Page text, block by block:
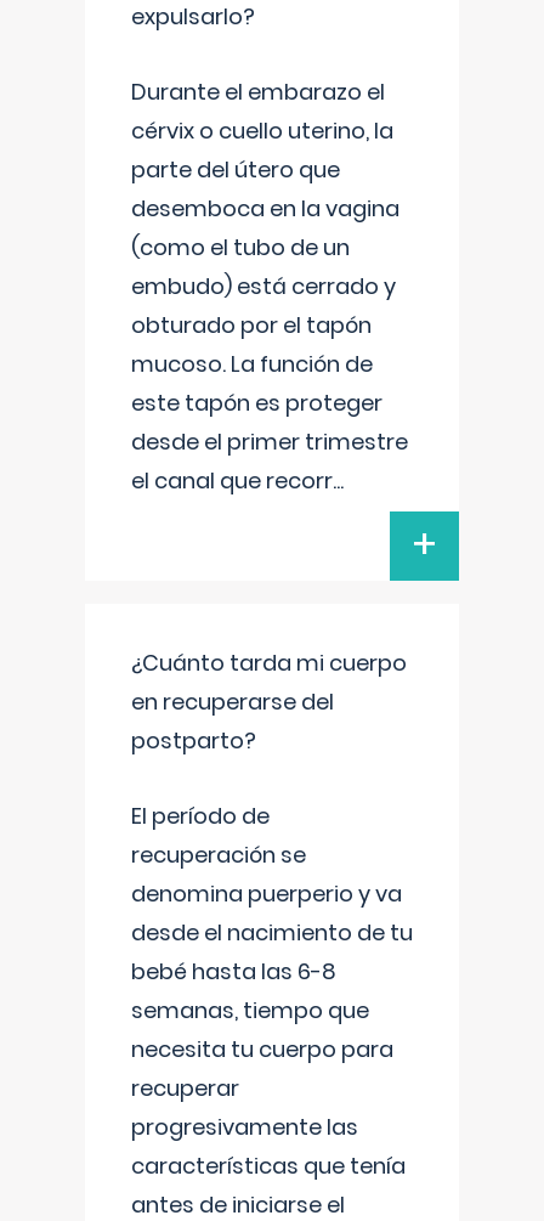
expulsarlo?
Durante el embarazo el
cérvix o cuello uterino, la
parte del útero que
desemboca en la vagina
(como el tubo de un
embudo) está cerrado y
obturado por el tapón
mucoso. La función de
este tapón es proteger
desde el primer trimestre
el canal que recorr...
+
¿Cuánto tarda mi cuerpo
en recuperarse del
postparto?
El período de
recuperación se
denomina puerperio y va
desde el nacimiento de tu
bebé hasta las 6-8
semanas, tiempo que
necesita tu cuerpo para
recuperar
progresivamente las
características que tenía
antes de iniciarse el